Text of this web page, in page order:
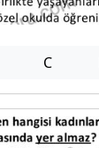
C